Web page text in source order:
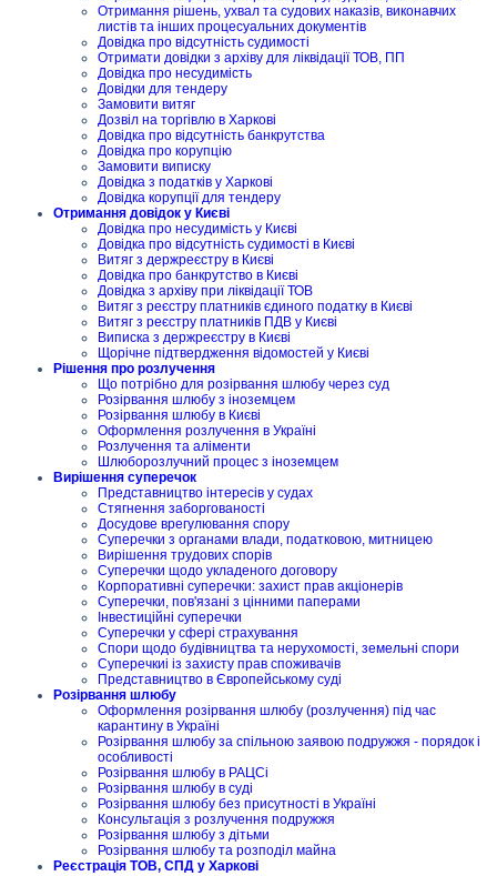
Отримання рішень, ухвал та судових наказів, виконавчих
листів та інших процесуальних документів
Довідка про відсутність судимості
Отримати довідки з архіву для ліквідації ТОВ, ПП
Довідка про несудимість
Довідки для тендеру
Замовити витяг
Дозвіл на торгівлю в Харкові
Довідка про відсутність банкрутства
Довідка про корупцію
Замовити виписку
Довідка з податків у Харкові
Довідка корупції для тендеру
Отримання довідок у Києві
Довідка про несудимість у Києві
Довідка про відсутність судимості в Києві
Витяг з держреєстру в Києві
Довідка про банкрутство в Києві
Довідка з архіву при ліквідації ТОВ
Витяг з реєстру платників єдиного податку в Києві
Витяг з реєстру платників ПДВ у Києві
Виписка з держреєстру в Києві
Щорічне підтвердження відомостей у Києві
Рішення про розлучення
Що потрібно для розірвання шлюбу через суд
Розірвання шлюбу з іноземцем
Розірвання шлюбу в Києві
Оформлення розлучення в Україні
Розлучення та аліменти
Шлюборозлучний процес з іноземцем
Вирішення суперечок
Представництво інтересів у судах
Стягнення заборгованості
Досудове врегулювання спору
Суперечки з органами влади, податковою, митницею
Вирішення трудових спорів
Суперечки щодо укладеного договору
Корпоративні суперечки: захист прав акціонерів
Суперечки, пов'язані з цінними паперами
Інвестиційні суперечки
Суперечки у сфері страхування
Спори щодо будівництва та нерухомості, земельні спори
Суперечкиі із захисту прав споживачів
Представництво в Європейському суді
Розірвання шлюбу
Оформлення розірвання шлюбу (розлучення) під час
карантину в Україні
Розірвання шлюбу за спільною заявою подружжя - порядок і
особливості
Розірвання шлюбу в РАЦСі
Розірвання шлюбу в суді
Розірвання шлюбу без присутності в Україні
Консультація з розлучення подружжя
Розірвання шлюбу з дітьми
Розірвання шлюбу та розподіл майна
Реєстрація ТОВ, СПД у Харкові